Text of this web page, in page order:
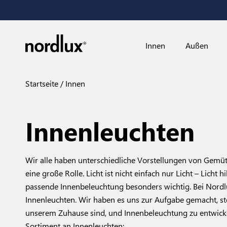
Innen Außen
Startseite Innen
Innenleuchten
Wir alle haben unterschiedliche Vorstellungen von
eine große Rolle. Licht ist nicht einfach nur Licht – Licht
passende Innenbeleuchtung besonders wichtig. Bei
Innenleuchten. Wir haben es uns zur Aufgabe gemacht,
unserem Zuhause sind, und Innenbeleuchtung zu